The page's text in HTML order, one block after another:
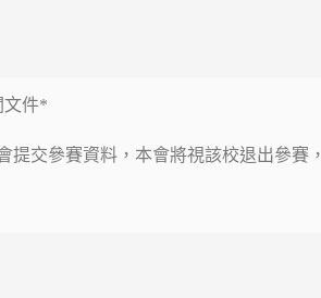
文件*
提交參賽資料，本會將視該校退出參賽，